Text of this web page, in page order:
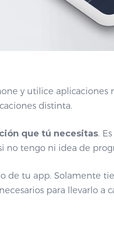
y utilice aplicaciones
distinta.
que tú necesitas.
no tengo ni idea de
de tu app. Solamente
para llevarlo a